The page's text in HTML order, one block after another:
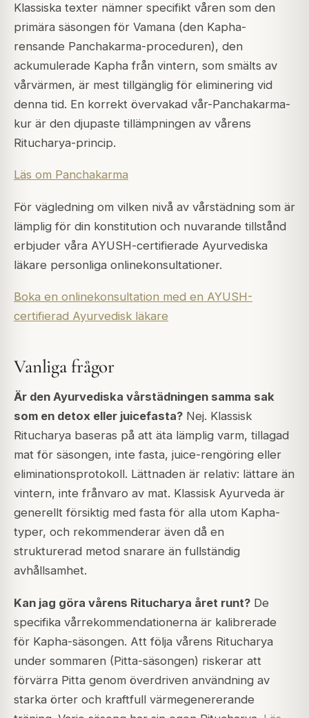
Klassiska texter nämner specifikt våren som den
primära säsongen för Vamana (den Kapha-
rensande Panchakarma-proceduren), den
ackumulerade Kapha från vintern, som smälts av
vårvärmen, är mest tillgänglig för eliminering vid
denna tid. En korrekt övervakad vår-Panchakarma-
kur är den djupaste tillämpningen av vårens
Ritucharya-princip.
Läs om Panchakarma
För vägledning om vilken nivå av vårstädning som är
lämplig för din konstitution och nuvarande tillstånd
erbjuder våra AYUSH-certifierade Ayurvediska
läkare personliga onlinekonsultationer.
Boka en onlinekonsultation med en AYUSH-
certifierad Ayurvedisk läkare
Vanliga frågor
Är den Ayurvediska vårstädningen samma sak
som en detox eller juicefasta? Nej. Klassisk
Ritucharya baseras på att äta lämplig varm, tillagad
mat för säsongen, inte fasta, juice-rengöring eller
eliminationsprotokoll. Lättnaden är relativ: lättare än
vintern, inte frånvaro av mat. Klassisk Ayurveda är
generellt försiktig med fasta för alla utom Kapha-
typer, och rekommenderar även då en
strukturerad metod snarare än fullständig
avhållsamhet.
Kan jag göra vårens Ritucharya året runt? De
specifika vårrekommendationerna är kalibrerade
för Kapha-säsongen. Att följa vårens Ritucharya
under sommaren (Pitta-säsongen) riskerar att
förvärra Pitta genom överdriven användning av
starka örter och kraftfull värmegenererande